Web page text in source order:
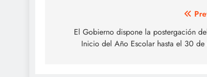
entradas
El Gobierno dispone la postergación
Inicio del Año Escolar hasta el 30 de